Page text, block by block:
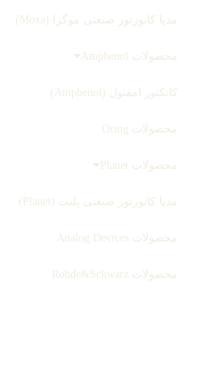
مدیا کانورتور صنعتی موگزا (Moxa)
محصولات Amphenol
کانکتور امفنول (Amphenol)
محصولات Oring
محصولات Planet
مدیا کانورتور صنعتی پلنت (Planet)
محصولات Analog Devices
محصولات Rohde&Schwarz